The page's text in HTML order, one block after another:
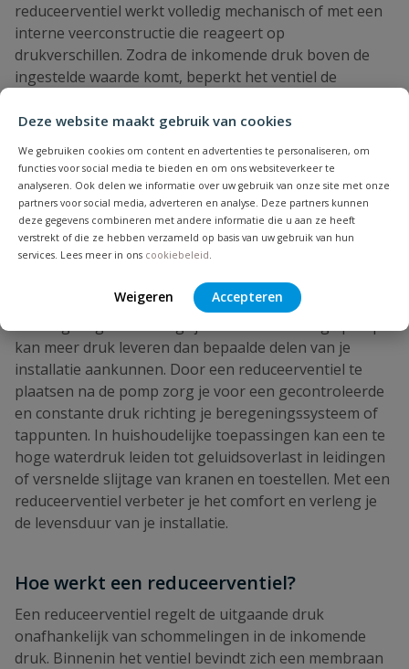
Deze website maakt gebruik van cookies
We gebruiken cookies om content en advertenties te personaliseren, om
functies voor social media te bieden en om ons websiteverkeer te
analyseren. Ook delen we informatie over uw gebruik van onze site met onze
partners voor social media, adverteren en analyse. Deze partners kunnen
deze gegevens combineren met andere informatie die u aan ze heeft
verstrekt of die ze hebben verzameld op basis van uw gebruik van hun
services. Lees meer in ons cookiebeleid
Weigeren Accepteren
reduceerventiel werkt volledig mechanisch of met een
interne veerconstructie die reageert op
drukverschillen. Zodra de inkomende druk boven de
ingestelde waarde komt, beperkt het ventiel de
proces verloopt continu en zonder dat je handmatig
hoeft in te grijpen.
Wanneer je merkt dat de waterdruk in je installatie te
hoog is, kan dit leiden tot lekkages, slijtage en zelfs
beschadiging van leidingen. Vooral in systemen met
tyleenslang of kunststof leidingen is het belangrijk om
binnen de maximale werkdruk te blijven. Een
reduceerventiel voorkomt dat drukpieken schade
veroorzaken. Ook bij pompinstallaties speelt
kan meer druk leveren dan bepaalde delen van je
installatie aankunnen. Door een reduceerventiel te
plaatsen na de pomp zorg je voor een gecontroleerde
en constante druk richting je beregeningssysteem of
tappunten. In huishoudelijke toepassingen kan een te
hoge waterdruk leiden tot geluidsoverlast in leidingen
of versnelde slijtage van kranen en toestellen. Met een
reduceerventiel verbeter je het comfort en verleng je
de levensduur van je installatie.
Hoe werkt een reduceerventiel?
Een reduceerventiel regelt de uitgaande druk
onafhankelijk van schommelingen in de inkomende
druk. Binnenin het ventiel bevindt zich een membraan